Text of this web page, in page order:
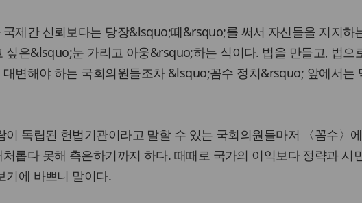
제간 신뢰보다는 당장&lsquo;떼&rsquo;를 써서 자신들을 지지하
싶은&lsquo;눈 가리고 아웅&rsquo;하는 식이다. 법을 만들고, 법으
변해야 하는 국회의원들조차 &lsquo;꼼수 정치&rsquo; 앞에서는
이 독립된 헌법기관이라고 말할 수 있는 국회의원들마저 〈꼼수〉
롭다 못해 측은하기까지 하다. 때때로 국가의 이익보다 정략과 시
기에 바쁘니 말이다.